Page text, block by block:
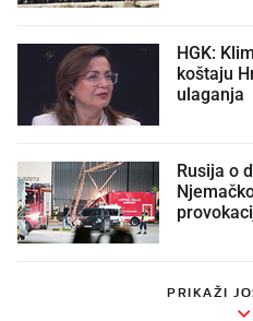
HGK:
koštaju
ulaganja
Rusija o
PRIKAŽI